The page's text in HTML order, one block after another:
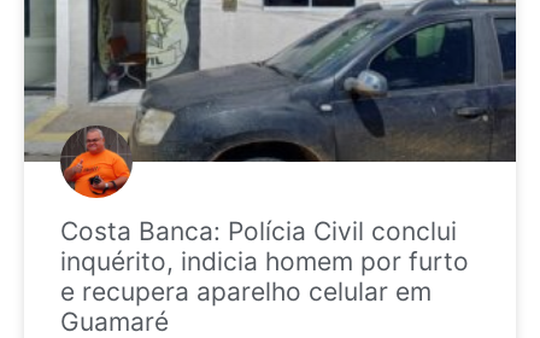
Costa Banca: Polícia Civil conclui
inquérito, indicia homem por furto
e recupera aparelho celular em
Guamaré